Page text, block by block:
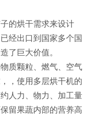
的烘干需求来设计
经出口到国家多个国
了巨大价值。
质颗粒、燃气、空气
，使用多层烘干机的
人力、物力、加工量
留果蔬内部的营养高